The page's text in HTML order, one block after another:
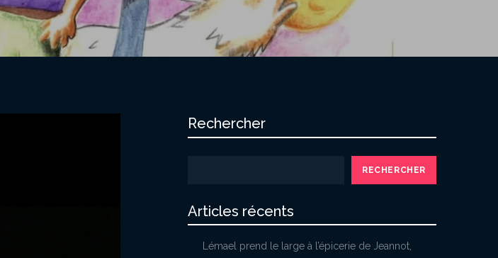
Rechercher
RECHERCHER
Articles récents
Lémael prend le large à l’épicerie de Jeannot,